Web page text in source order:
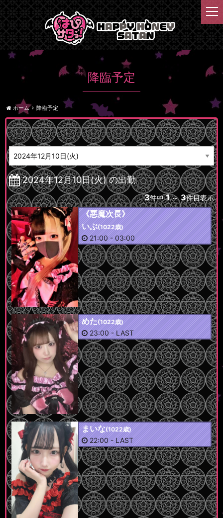
降臨予定
ホーム 降臨予定
日付
2024年12月10日(火) の出勤
3件中1～ 3件目表示
《悪魔次長》
いぶ(1022歳)
21:00-03:00
めた(1022歳)
23:00-LAST
まいな(1022歳)
22:00-LAST
t
o
e
n
i
g
a
t
i
o
n